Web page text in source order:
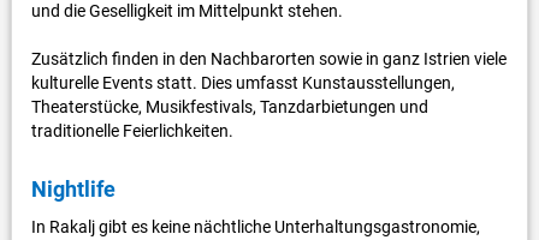
und die Geselligkeit im Mittelpunkt stehen.
Zusätzlich finden in den Nachbarorten sowie in ganz Istrien viele
kulturelle Events statt. Dies umfasst Kunstausstellungen,
Theaterstücke, Musikfestivals, Tanzdarbietungen und
traditionelle Feierlichkeiten.
Nightlife
In Rakalj gibt es keine nächtliche Unterhaltungsgastronomie,